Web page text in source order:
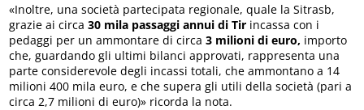
«Inoltre, una società partecipata regionale, quale la Sitrasb,
grazie ai circa30 mila passaggi annui di Tir incassa con i
pedaggi per un ammontare di circa3 milioni di euro, importo
che, guardando gli ultimi bilanci approvati, rappresenta una
parte considerevole degli incassi totali, che ammontano a 14
milioni 400 mila euro, e che supera gli utili della società (pari a
circa 2,7 milioni di euro)» ricorda la nota.